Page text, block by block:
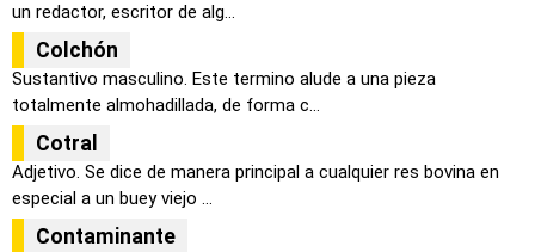
un redactor, escritor de alg...
Colchón
Sustantivo masculino. Este termino alude a una pieza
totalmente almohadillada, de forma c...
Cotral
Adjetivo. Se dice de manera principal a cualquier res bovina en
especial a un buey viejo ...
Contaminante